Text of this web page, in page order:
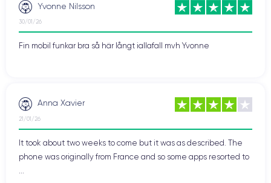
Yvonne Nilsson
30/01/26
Fin mobil funkar bra så här långt iallafall mvh Yvonne
Anna Xavier
21/01/26
It took about two weeks to come but it was as described. The
phone was originally from France and so some apps resorted to